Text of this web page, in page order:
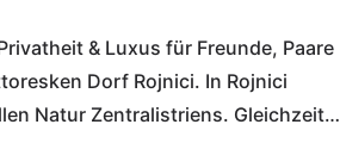
& Luxus für Freunde, Paare
Dorf Rojnici. In Rojnici
Natur Zentralistriens. Gleichzeitig
nur wenige Kilometer